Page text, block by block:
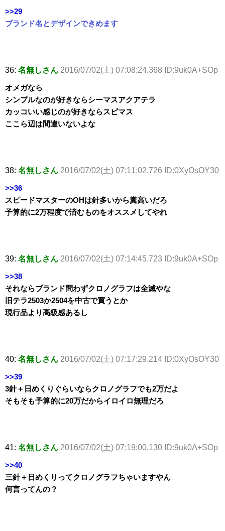
>>29
ブランド名とデザインできめます
36: 名無しさん 2016/07/02(土) 07:08:24.368 ID:9uk0A+SOp
オメガなら
シンプルなのが好きならシーマスアクアテラ
カッコいい感じのが好きならスピマス
ここら辺は間違いないよな
38: 名無しさん 2016/07/02(土) 07:11:02.726 ID:0XyOsOY30
>>36
スピードマスターのOHは針多いから糞高いだろ
予算的に2万程度で済むものをオススメしてやれ
39: 名無しさん 2016/07/02(土) 07:14:45.723 ID:9uk0A+SOp
>>38
それならブランド問わずクロノグラフは全滅やな
旧テラ2503か2504を中古で買うとか
現行品より高級感あるし
40: 名無しさん 2016/07/02(土) 07:17:29.214 ID:0XyOsOY30
>>39
3針＋日めくりぐらいならクロノグラフでも2万だよ
そもそも予算的に20万だからイロイロ無理だろ
41: 名無しさん 2016/07/02(土) 07:19:00.130 ID:9uk0A+SOp
>>40
三針＋日めくりってクロノグラフちゃいますやん
何言ってんの？